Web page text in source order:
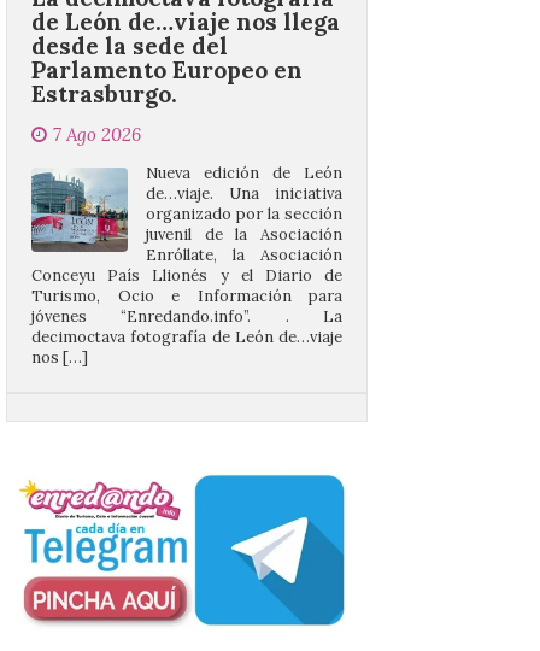
Parlamento Europeo en
Estrasburgo.
7 Ago 2026
Nueva edición de León
juvenil de la Asociación
Enróllate, la Asociación
Conceyu País Llionés y el Diario de
Turismo, Ocio e Información para
jóvenes “Enredando.info”. . La
decimoctava fotografía de León de…viaje
nos […]
UPL insta a la Junta a
castillo del Asmesnal, un
7 Ago 2026
Un Bien de Interés
Cultural abandonado
desde 1949. Los
procuradores leonesistas
plantean que la Junta
contacte cuanto antes con los